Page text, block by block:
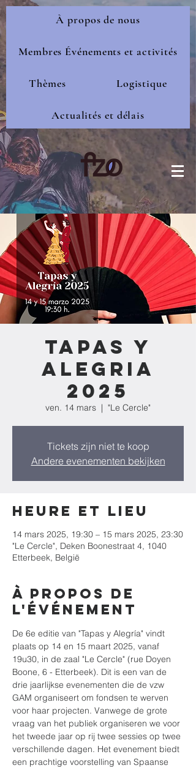
À propos de nous
Membres Événements et activités
Thèmes Logistique
Actualités et délais
Tapas y
Alegria
2025
ven. 14 mars
  |
"Le Cercle"
Tickets zijn niet te koop
Andere evenementen bekijken
Heure et lieu
14 mars 2025, 19:30 – 15 mars 2025, 23:30
"Le Cercle", Deken Boonestraat 4, 1040
Etterbeek, België
À propos de
l'événement
De 6e editie van "Tapas y Alegría" vindt
plaats op 14 en 15 maart 2025, vanaf
19u30, in de zaal "Le Cercle" (rue Doyen
Boone, 6 - Etterbeek). Dit is een van de
drie jaarlijkse evenementen die de vzw
GAM organiseert om fondsen te werven
voor haar projecten. Vanwege de grote
vraag van het publiek organiseren we voor
het tweede jaar op rij twee sessies op twee
verschillende dagen. Het evenement biedt
een prachtige voorstelling van Spaanse